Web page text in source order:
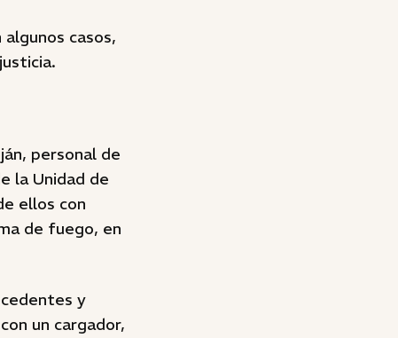
casos,
personal de
la Unidad de
ellos con
de fuego, en
y
un cargador,